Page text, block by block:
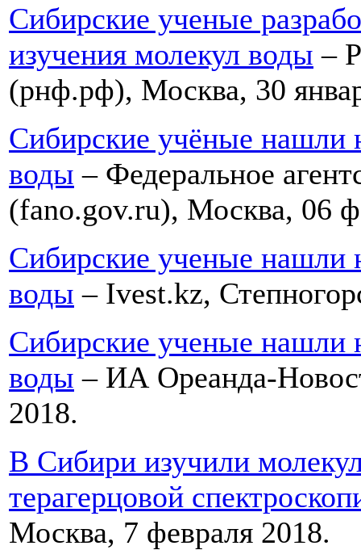
Сибирские ученые
изучения молекул воды –
(рнф.рф), Москва, 30
Сибирские учёные нашли
воды – Федеральное
(fano.gov.ru), Москва, 06
Сибирские ученые нашли
воды – Ivest.kz,
Сибирские ученые нашли
воды – ИА Ореанда-
2018.
В Сибири изучили
терагерцовой
Москва, 7 февраля 2018.